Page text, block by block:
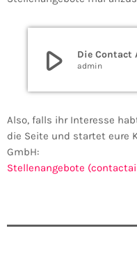
play_arrow Die Contact
admin
Also, falls ihr Interesse
die Seite und startet eure
GmbH:
Stellenangebote